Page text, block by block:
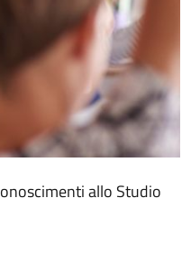
allo Studio